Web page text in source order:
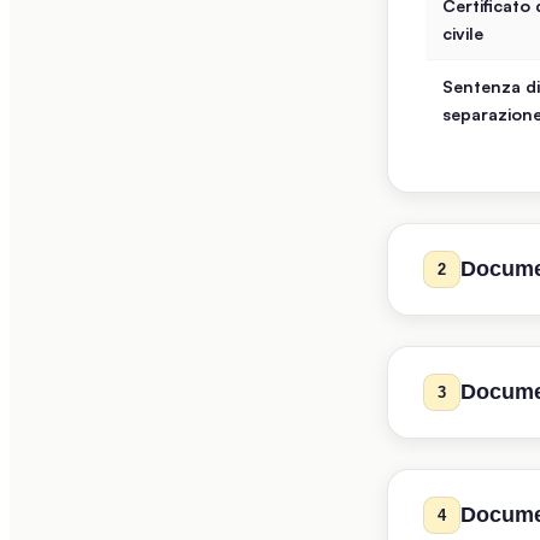
Certificato
civile
Sentenza di
2
Documento
paga
3
Per lavoratori
reddito non è
4